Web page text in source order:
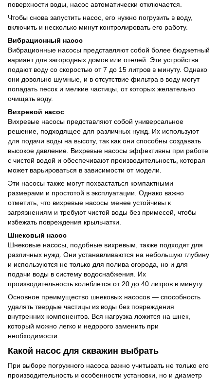
поверхности воды, насос автоматически отключается.
Чтобы снова запустить насос, его нужно погрузить в воду,
включить и несколько минут контролировать его работу.
Вибрационный насос
Вибрационные насосы представляют собой более бюджетный
вариант для загородных домов или отелей. Эти устройства
подают воду со скоростью от 7 до 15 литров в минуту. Однако
они довольно шумные, и в отсутствие фильтра в воду могут
попадать песок и мелкие частицы, от которых желательно
очищать воду.
Вихревой насос
Вихревые насосы представляют собой универсальное
решение, подходящее для различных нужд. Их используют
для подачи воды на высоту, так как они способны создавать
высокое давление. Вихревые насосы эффективны при работе
с чистой водой и обеспечивают производительность, которая
может варьироваться в зависимости от модели.
Эти насосы также могут похвастаться компактными
размерами и простотой в эксплуатации. Однако важно
отметить, что вихревые насосы менее устойчивы к
загрязнениям и требуют чистой воды без примесей, чтобы
избежать повреждения крыльчатки.
Шнековый насос
Шнековые насосы, подобные вихревым, также подходят для
различных нужд. Они устанавливаются на небольшую глубину
и используются не только для полива огорода, но и для
подачи воды в систему водоснабжения. Их
производительность колеблется от 20 до 40 литров в минуту.
Основное преимущество шнековых насосов — способность
удалять твердые частицы из воды без повреждения
внутренних компонентов. Вся нагрузка ложится на шнек,
который можно легко и недорого заменить при
необходимости.
Какой насос для скважин выбрать
При выборе погружного насоса важно учитывать не только его
производительность и особенности установки, но и диаметр